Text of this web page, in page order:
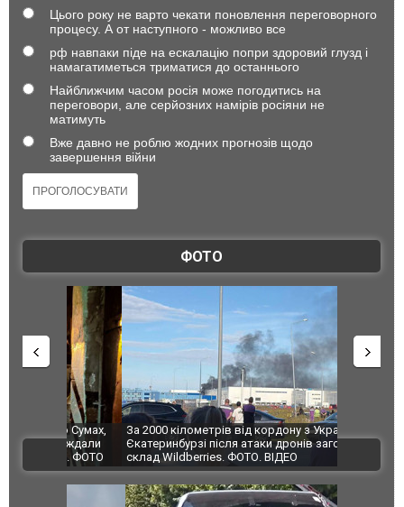
Цього року не варто чекати поновлення переговорного
процесу. А от наступного - можливо все
рф навпаки піде на ескалацію попри здоровий глузд і
намагатиметься триматися до останнього
Найближчим часом росія може погодитись на
переговори, але серйозних намірів росіяни не
матимуть
Вже давно не роблю жодних прогнозів щодо
завершення війни
ФОТО
За 2000 кілометрів від кордону з Україною: в
Єкатеринбурзі після атаки дронів загорівся
склад Wildberries. ФОТО. ВІДЕО
"Мої
ВІДЕО